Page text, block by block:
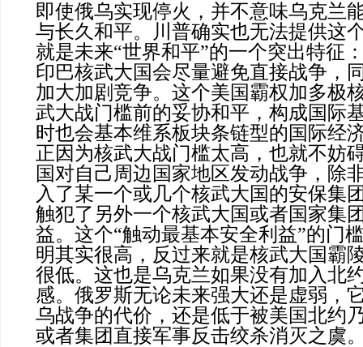
即使俄乌实现停火，并不意味乌克兰
与长久和平。川普确实也无法提供这
就是未来“世界和平”的一个突出特征
印巴核武大国会尽量避免直接战争，
加大加剧竞争。这个美国霸权加多极
武大战门槛前的妥协和平，构成国际
时也会基本维系板块条链型的国际经
正因为核武大战门槛太高，也就不妨
国对自己周边国家地区发动战争，除
入了某一个或几个核武大国的安保集
触犯了另外一个核武大国或者国家集
益。这个“触动最基本安全利益”的门
明其实很高，反过来就是核武大国霸
很低。这也是乌克兰如果没有加入北
感。俄罗斯无论未来强大还是虚弱，
乌战争的代价，还是低于被美国北约
或者集团直接军事反击绞杀消灭之虞